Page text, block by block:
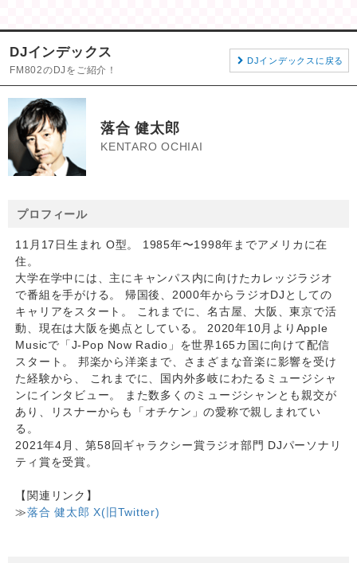
DJインデックス
FM802のDJをご紹介！
DJインデックスに戻る
落合 健太郎
KENTARO OCHIAI
プロフィール
11月17日生まれ O型。 1985年〜1998年までアメリカに在
住。
大学在学中には、主にキャンパス内に向けたカレッジラジオ
で番組を手がける。 帰国後、2000年からラジオDJとしての
キャリアをスタート。 これまでに、名古屋、大阪、東京で活
動、現在は大阪を拠点としている。 2020年10月よりApple
Musicで「J-Pop Now Radio」を世界165カ国に向けて配信
スタート。 邦楽から洋楽まで、さまざまな音楽に影響を受け
た経験から、 これまでに、国内外多岐にわたるミュージシャ
ンにインタビュー。 また数多くのミュージシャンとも親交が
あり、リスナーからも「オチケン」の愛称で親しまれてい
る。
2021年4月、第58回ギャラクシー賞ラジオ部門 DJパーソナリ
ティ賞を受賞。
【関連リンク】
≫落合 健太郎 X(旧Twitter)